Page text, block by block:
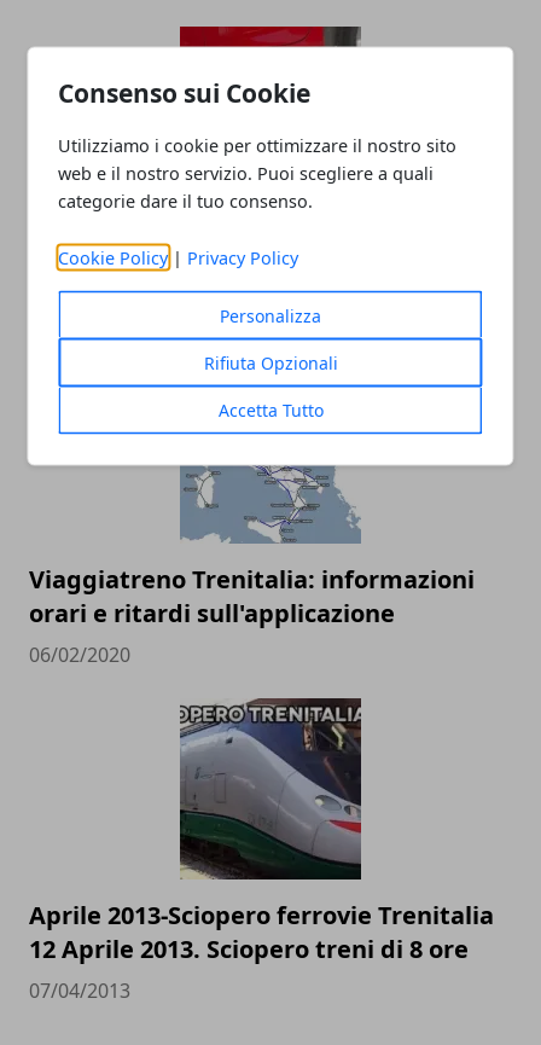
Consenso sui Cookie
Utilizziamo i cookie per ottimizzare il nostro sito
web e il nostro servizio. Puoi scegliere a quali
categorie dare il tuo consenso.
Cookie Policy | Privacy Policy
Personalizza
Rifiuta Opzionali
Accetta Tutto
Revisione dell’auto: ogni quanto farla,
perché è utile e interventi preventivi
Viaggiatreno Trenitalia: informazioni
orari e ritardi sull'applicazione
06/02/2020
Aprile 2013-Sciopero ferrovie Trenitalia
12 Aprile 2013. Sciopero treni di 8 ore
07/04/2013